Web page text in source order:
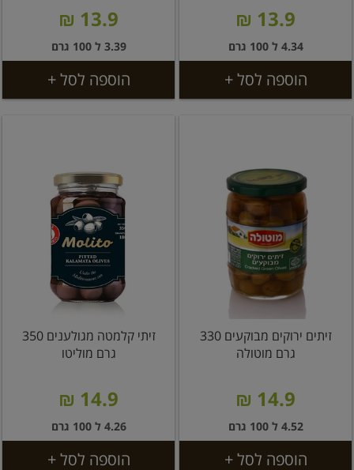
13.9 ₪
4.34 ל 100 גרם
הוספה לסל +
13.9 ₪
3.39 ל 100 גרם
הוספה לסל +
זיתים ירוקים מבוקעים 330
גרם מוטולה
14.9 ₪
4.52 ל 100 גרם
הוספה לסל +
זיתי קלמטה מגולענים 350
גרם מוליטו
14.9 ₪
4.26 ל 100 גרם
הוספה לסל +